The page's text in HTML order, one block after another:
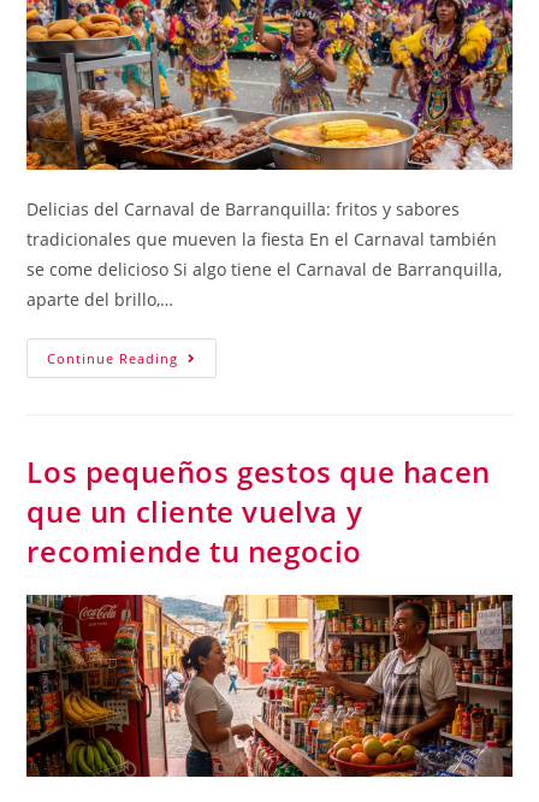
Delicias del Carnaval de Barranquilla: fritos y sabores
tradicionales que mueven la fiesta En el Carnaval también
se come delicioso Si algo tiene el Carnaval de Barranquilla,
aparte del brillo,…
Continue Reading
Los pequeños gestos que hacen
que un cliente vuelva y
recomiende tu negocio